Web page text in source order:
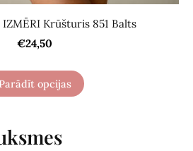
Krūšturis 851 Balts
€24,50
Parādīt opcijas